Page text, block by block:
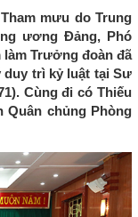
mưu do Trung
ương Đảng, Phó
Trưởng đoàn đã
duy trì kỷ luật tại Sư
Cùng đi có Thiếu
chủng Phòng